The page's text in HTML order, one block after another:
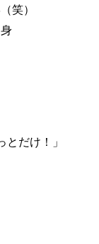
笑）
とだけ！」